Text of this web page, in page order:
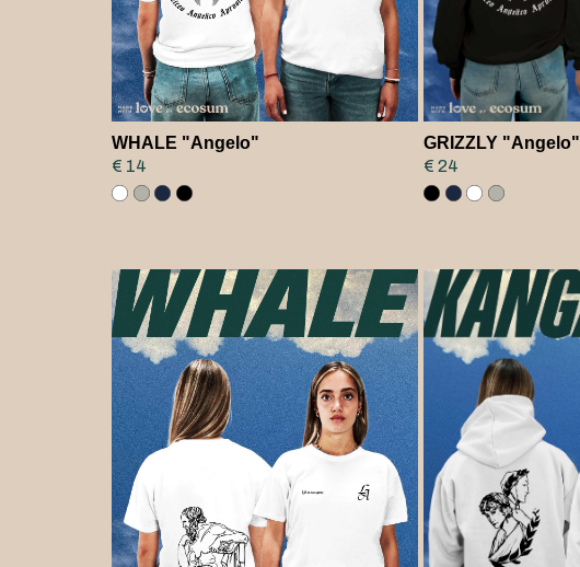
WHALE "Angelo"
€ 14
GRIZZLY "Angelo"
€ 24